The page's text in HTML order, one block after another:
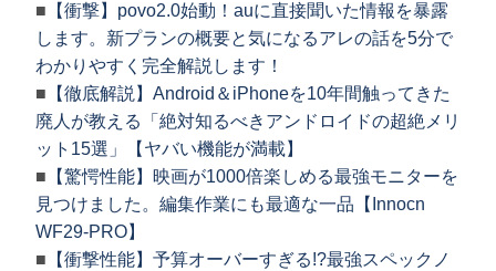
■ 【衝撃】povo2.0始動！auに直接聞いた情報を暴露
します。新プランの概要と気になるアレの話を5分で
わかりやすく完全解説します！
■ 【徹底解説】Android＆iPhoneを10年間触ってきた
廃人が教える「絶対知るべきアンドロイドの超絶メリ
ット15選」【ヤバい機能が満載】
■ 【驚愕性能】映画が1000倍楽しめる最強モニターを
見つけました。編集作業にも最適な一品【Innocn
WF29-PRO】
■ 【衝撃性能】予算オーバーすぎる!?最強スペックノ